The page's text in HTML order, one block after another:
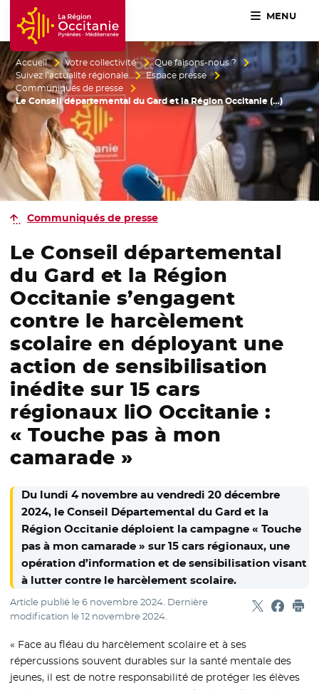
Accueil Région Occitanie / Pyrénées-Méditerranée
MENU
Accueil Votre collectivité
Que faisons-nous ?
Suivez l’actualité régionale
Espace presse
Communiqués de presse
Le Conseil départemental du Gard et la Région Occitanie (…)
Communiqués de presse
Le Conseil départemental
du Gard et la Région
Occitanie s’engagent
contre le harcèlement
scolaire en déployant une
action de sensibilisation
inédite sur 15 cars
régionaux liO Occitanie :
« Touche pas à mon
camarade »
Du lundi 4 novembre au vendredi 20 décembre
2024, le Conseil Départemental du Gard et la
Région Occitanie déploient la campagne « Touche
pas à mon camarade » sur 15 cars régionaux, une
opération d’information et de sensibilisation visant
à lutter contre le harcèlement scolaire.
Article publié le6 novembre 2024. Dernière
modification le12 novembre 2024. Partager
- Nouvelle
-
« Face au fléau du harcèlement scolaire et à ses
répercussions souvent durables sur la santé mentale des
jeunes, il est de notre responsabilité de protéger les élèves